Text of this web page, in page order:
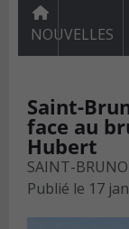
NOUVELLES
Saint-
face au
Hubert
SAINT-
Publié le 17